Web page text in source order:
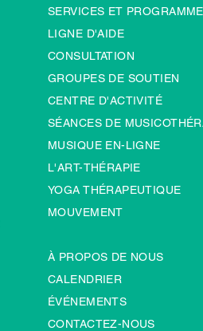
SERVICES ET
LIGNE D'AIDE
CONSULTATION
GROUPES DE SOUTIEN
CENTRE D'ACTIVITÉ
SÉANCES DE
MUSIQUE EN-LIGNE
L'ART-THÉRAPIE
YOGA THÉRAPEUTIQUE
MOUVEMENT
À PROPOS DE NOUS
CALENDRIER
ÉVÉNEMENTS
CONTACTEZ-NOUS